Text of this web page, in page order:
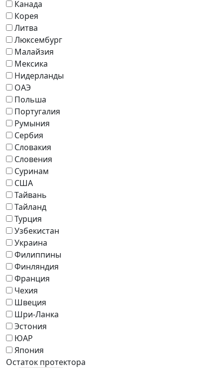
Канада
Корея
Литва
Люксембург
Малайзия
Мексика
Нидерланды
ОАЭ
Польша
Португалия
Румыния
Сербия
Словакия
Словения
Суринам
США
Тайвань
Тайланд
Турция
Узбекистан
Украина
Филиппины
Финляндия
Франция
Чехия
Швеция
Шри-Ланка
Эстония
ЮАР
Япония
Остаток протектора